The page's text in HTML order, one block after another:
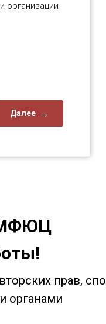
организации
Далее
МФЮЦ
прав,
органами